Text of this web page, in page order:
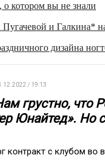
о котором вы не знали
Пугачевой и Галкина*
дизайна
/ 19:13
грустно, что
Юнайтед». Но
контракт с клубом во